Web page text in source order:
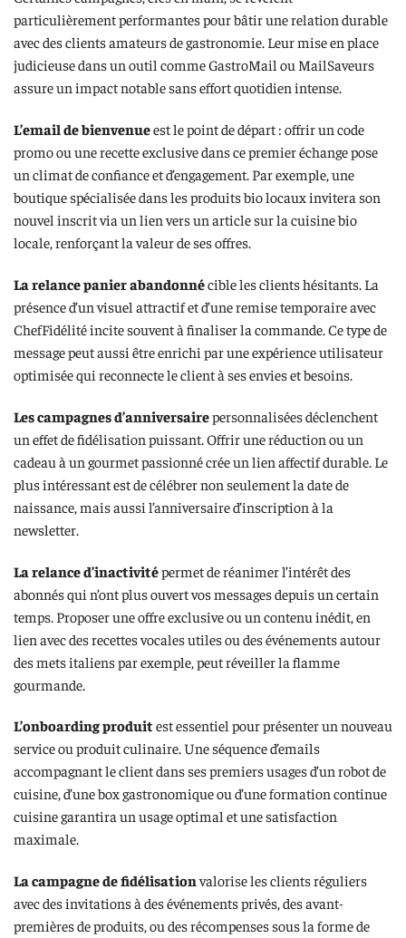
particulièrement performantes pour bâtir une relation durable
avec des clients amateurs de gastronomie. Leur mise en place
judicieuse dans un outil comme GastroMail ou MailSaveurs
assure un impact notable sans effort quotidien intense.
L’email de bienvenueest le point de départ : offrir un code
promo ou une recette exclusive dans ce premier échange pose
un climat de confiance et d’engagement. Par exemple, une
boutique spécialisée dans les produits bio locaux invitera son
nouvel inscrit via un lien vers un article sur la cuisine bio
locale, renforçant la valeur de ses offres.
La relance panier abandonnécible les clients hésitants. La
présence d’un visuel attractif et d’une remise temporaire avec
ChefFidélité incite souvent à finaliser la commande. Ce type de
message peut aussi être enrichi par une expérience utilisateur
optimisée qui reconnecte le client à ses envies et besoins.
Les campagnes d’anniversairepersonnalisées déclenchent
un effet de fidélisation puissant. Offrir une réduction ou un
cadeau à un gourmet passionné crée un lien affectif durable. Le
plus intéressant est de célébrer non seulement la date de
naissance, mais aussi l’anniversaire d’inscription à la
newsletter.
La relance d’inactivitépermet de réanimer l’intérêt des
abonnés qui n’ont plus ouvert vos messages depuis un certain
temps. Proposer une offre exclusive ou un contenu inédit, en
lien avec des recettes vocales utiles ou des événements autour
des mets italiens par exemple, peut réveiller la flamme
gourmande.
L’onboarding produit est essentiel pour présenter un nouveau
service ou produit culinaire. Une séquence d’emails
accompagnant le client dans ses premiers usages d’un robot de
cuisine, d’une box gastronomique ou d’une formation continue
cuisine garantira un usage optimal et une satisfaction
maximale.
La campagne de fidélisationvalorise les clients réguliers
avec des invitations à des événements privés, des avant-
premières de produits, ou des récompenses sous la forme de